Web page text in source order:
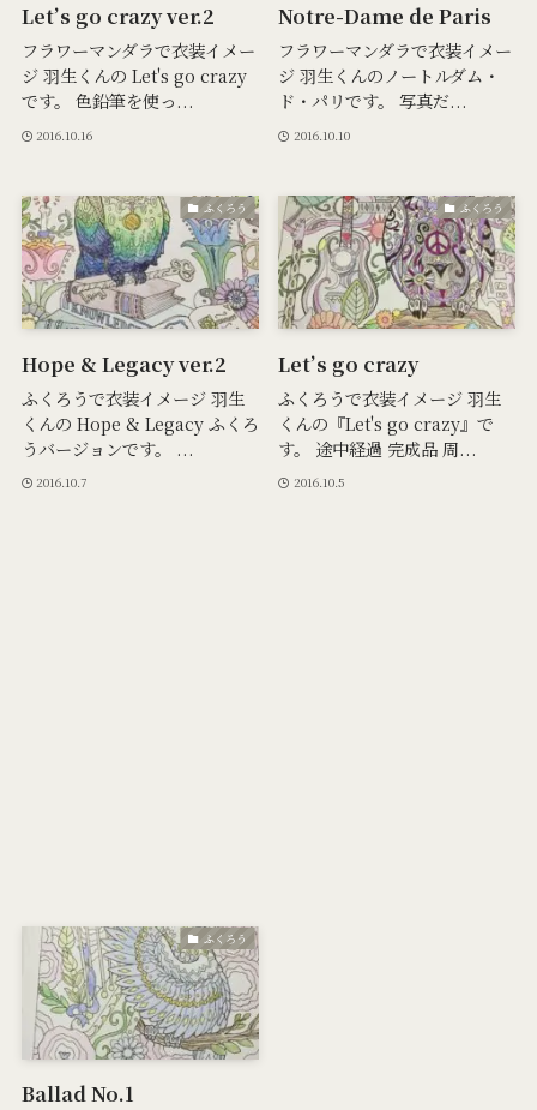
Let’s go crazy ver.2
フラワーマンダラで衣装イメー
ジ 羽生くんの Let's go crazy
です。 色鉛筆を使っ...
2016.10.16
Notre-Dame de Paris
フラワーマンダラで衣装イメー
ジ 羽生くんのノートルダム・
ド・パリです。 写真だ...
2016.10.10
ふくろう
Hope & Legacy ver.2
ふくろうで衣装イメージ 羽生
くんの Hope & Legacy ふくろ
うバージョンです。 ...
2016.10.7
ふくろう
Let’s go crazy
ふくろうで衣装イメージ 羽生
くんの『Let's go crazy』で
す。 途中経過 完成品 周...
2016.10.5
ふくろう
Ballad No.1